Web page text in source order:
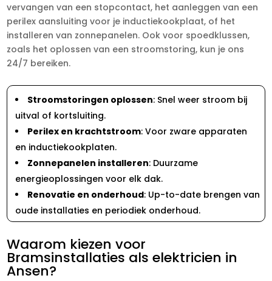
vervangen van een stopcontact, het aanleggen van een
perilex aansluiting voor je inductiekookplaat, of het
installeren van zonnepanelen. Ook voor spoedklussen,
zoals het oplossen van een stroomstoring, kun je ons
24/7 bereiken.
Stroomstoringen oplossen: Snel weer stroom bij
uitval of kortsluiting.
Perilex en krachtstroom: Voor zware apparaten
en inductiekookplaten.
Zonnepanelen installeren: Duurzame
energieoplossingen voor elk dak.
Renovatie en onderhoud: Up-to-date brengen van
oude installaties en periodiek onderhoud.
Waarom kiezen voor
Bramsinstallaties als elektricien in
Ansen?